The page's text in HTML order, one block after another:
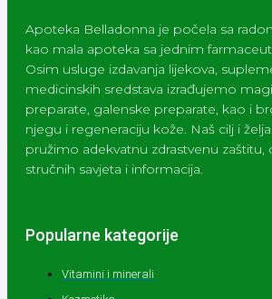
Apoteka Belladonna je počela sa
kao mala apoteka sa jednim
Osim usluge izdavanja lijekova,
medicinskih sredstava izrađujemo
preparate, galenske preparate, kao i
njegu i regeneraciju kože. Naš cilj i
pružimo adekvatnu zdrastvenu
stručnih savjeta i informacija.
Popularne kategorije
Vitamini i minerali